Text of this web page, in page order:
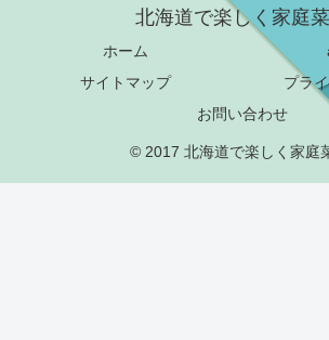
北海道で楽しく家庭
ホーム
サイトマップ
プラ
お問い合わせ
© 2017 北海道で楽しく家庭